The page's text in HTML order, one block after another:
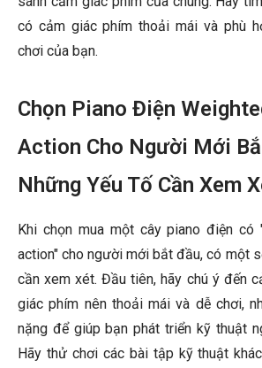
có cảm giác phím thoải mái và phù
chơi của bạn.
Chọn Piano Điện
Action Cho Người Mới
Những Yếu Tố Cần Xem
Khi chọn mua một cây piano điện có
action" cho người mới bắt đầu, có một
cần xem xét. Đầu tiên, hãy chú ý đến
giác phím nên thoải mái và dễ chơi,
nặng để giúp bạn phát triển kỹ thuật
Hãy thử chơi các bài tập kỹ thuật